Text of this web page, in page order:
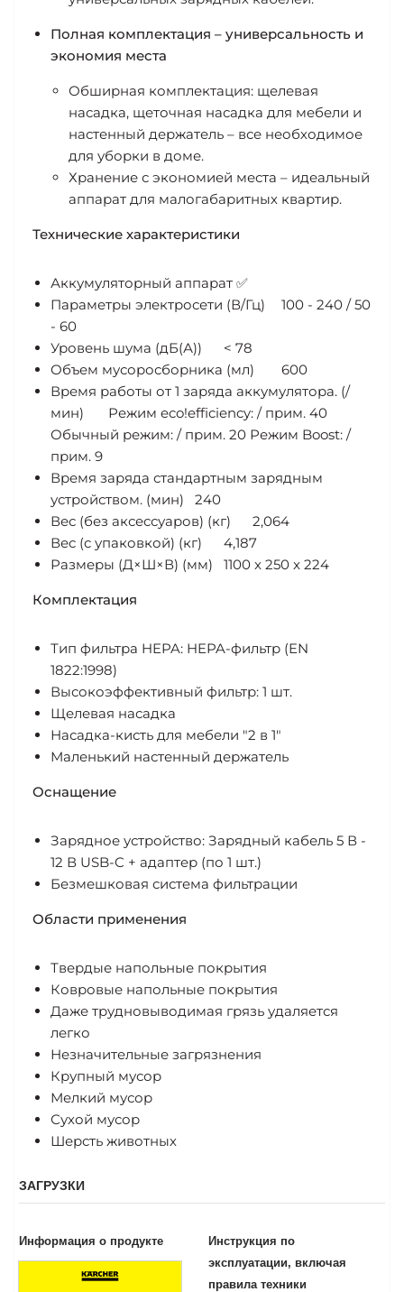
Полная комплектация – универсальность и
экономия места
Обширная комплектация: щелевая
насадка, щеточная насадка для мебели и
настенный держатель – все необходимое
для уборки в доме.
Хранение с экономией места – идеальный
аппарат для малогабаритных квартир.
Технические характеристики
Аккумуляторный аппарат ✅
Параметры электросети (В/Гц)
100 - 240 / 50
- 60
Уровень шума (дБ(А))
< 78
Объем мусоросборника (мл)
600
Время работы от 1 заряда аккумулятора. (/
мин)
Режим eco!efficiency: / прим. 40
Обычный режим: / прим. 20 Режим Boost: /
прим. 9
Время заряда стандартным зарядным
устройством. (мин)
240
Вес (без аксессуаров) (кг)
2,064
Вес (с упаковкой) (кг)
4,187
Размеры (Д×Ш×В) (мм)
1100 x 250 x 224
Комплектация
Тип фильтра HEPA: HEPA-фильтр (EN
1822:1998)
Высокоэффективный фильтр: 1 шт.
Щелевая насадка
Насадка-кисть для мебели "2 в 1"
Маленький настенный держатель
Оснащение
Зарядное устройство: Зарядный кабель 5 В -
12 В USB-C + адаптер (по 1 шт.)
Безмешковая система фильтрации
Области применения
Твердые напольные покрытия
Ковровые напольные покрытия
Даже трудновыводимая грязь удаляется
легко
Незначительные загрязнения
Крупный мусор
Мелкий мусор
Сухой мусор
Шерсть животных
ЗАГРУЗКИ
Информация о продукте
Инструкция по
эксплуатации, включая
правила техники